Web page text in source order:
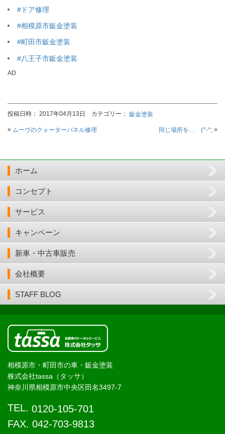
#ドア修理
#相模原市鈑金塗装
#町田市鈑金塗装
#八王子市鈑金塗装
AD
投稿日時： 2017年04月13日 カテゴリー： 鈑金塗装
« ムーヴのクォーターパネル修理 同じ場所を… (^-^; »
ホーム
コンセプト
サービス
キャンペーン
新車・中古車販売
会社概要
STAFF BLOG
相模原市・町田市の車・鈑金塗装
株式会社tassa（タッサ）
神奈川県相模原市中央区田名3497-7
TEL. 0120-105-701
FAX. 042-703-9813